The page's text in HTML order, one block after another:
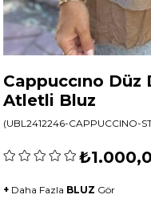
Cappuccıno
Atletli Bluz
(UBL2412246-CAPPUCCINO-
+ Daha Fazla BLUZ Gör